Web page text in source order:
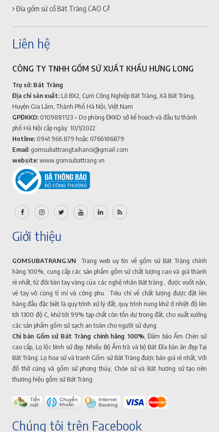
Đĩa gốm sứ cổ Bát Tràng CAO CẤP + GIÁ RẺ
Liên hệ
CÔNG TY TNHH GỐM SỨ XUẤT KHẨU HƯNG LONG
Trụ sở: Bát Tràng
Địa chỉ sản xuất: Lô BX2, Cụm Công Nghiệp Bát Tràng, Xã Bát Tràng,
Huyện Gia Lâm, Thành Phố Hà Nội, Việt Nam
GPĐKKD: 0109881123 - Do phòng ĐKKD sở kế hoạch và đầu tư thành
phố Hà Nội cấp ngày: 10/1/2022
Hotline: 0941.966.879 hoặc 0766186879
Email: gomsubattrangtaihanoi@gmail.com
website:www.gomsubattrang.vn
Giới thiệu
GOMSUBATRANG.VN Trang web uy tín về gốm sứ Bát Tràng chính
hãng 100%, cung cấp các sản phẩm gốm sứ chất lượng cao và giá thành
rẻ nhất, từ đôi bàn tay vàng của các nghệ nhân Bát tràng , được vuốt nặn,
vẽ tay vô cùng tỉ mỉ và công phu. Tiêu chí về chất lượng được đặt lên
hàng đầu đặc biệt là quy trình xử lý đất, quy trình nung khử ở nhiệt độ lên
tới 1300 độ C, khử tới 99% tạp chất còn tồn dư trong đất, cho xuất xưởng
các sản phẩm gốm sứ sạch an toàn cho người sử dụng
Chỉ bán Gốm sứ Bát Tràng chính hãng 100%, Đảm bảo Ấm Chén sứ
cao cấp, Lọ lộc bình sứ đẹp. Nhiều Bộ Ấm trà và bộ Bát Đĩa bàn ăn đẹp Tại
Bát Tràng. Lọ hoa sứ và tranh Gốm sứ Bát Tràng được bán giá rẻ nhất, Với
đồ thờ cúng và gốm sứ phong thủy, Chóe sứ và Bát hương sứ tạo nên
thương hiệu gốm sứ Bát Tràng.
Chúng tôi trên Facebook